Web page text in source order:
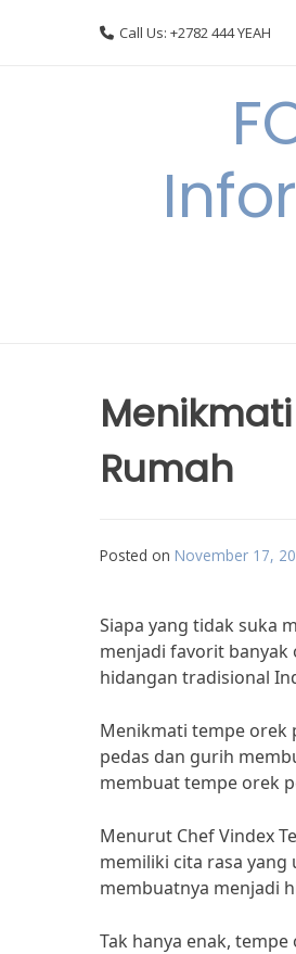
Call Us: +2782 444 YEAH
Rumah
Posted on November 17,
Siapa yang tidak suka
menjadi favorit banyak
hidangan tradisional
Menikmati tempe orek
pedas dan gurih
membuat tempe orek
Menurut Chef Vindex
memiliki cita rasa yang
membuatnya menjadi
Tak hanya enak,